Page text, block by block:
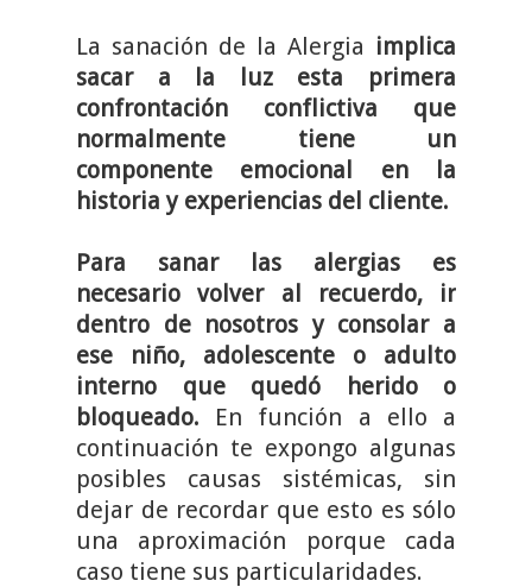
La sanación de la Alergia implica
sacar a la luz esta primera
confrontación conflictiva que
normalmente tiene un
componente emocional en la
historia y experiencias del cliente.
Para sanar las alergias es
necesario volver al recuerdo, ir
dentro de nosotros y consolar a
ese niño, adolescente o adulto
interno que quedó herido o
bloqueado. En función a ello a
continuación te expongo algunas
posibles causas sistémicas, sin
dejar de recordar que esto es sólo
una aproximación porque cada
caso tiene sus particularidades.